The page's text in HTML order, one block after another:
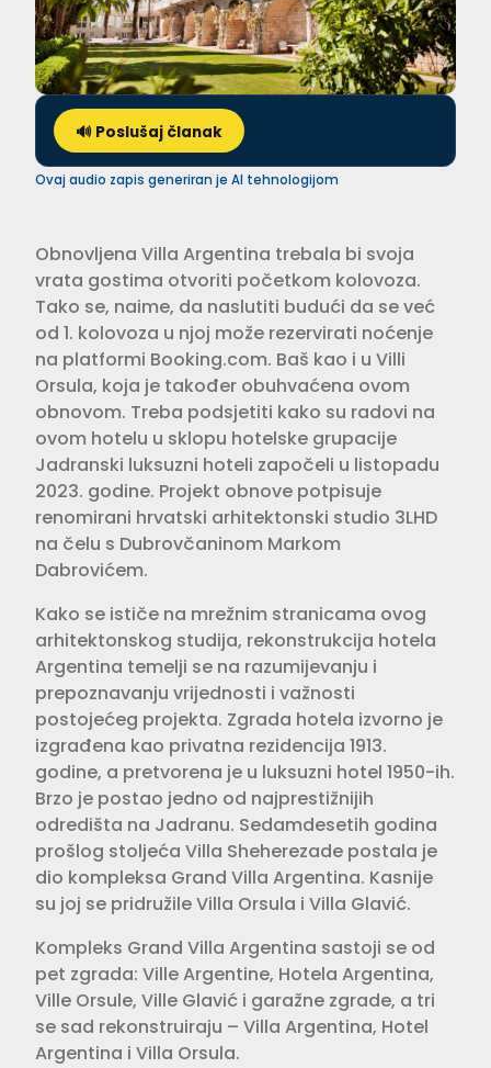
🔊 Poslušaj članak
Ovaj audio zapis generiran je AI tehnologijom
Obnovljena Villa Argentina trebala bi svoja
vrata gostima otvoriti početkom kolovoza.
Tako se, naime, da naslutiti budući da se već
od 1. kolovoza u njoj može rezervirati noćenje
na platformi Booking.com. Baš kao i u Villi
Orsula, koja je također obuhvaćena ovom
obnovom. Treba podsjetiti kako su radovi na
ovom hotelu u sklopu hotelske grupacije
Jadranski luksuzni hoteli započeli u listopadu
2023. godine. Projekt obnove potpisuje
renomirani hrvatski arhitektonski studio 3LHD
na čelu s Dubrovčaninom Markom
Dabrovićem.
Kako se ističe na mrežnim stranicama ovog
arhitektonskog studija, rekonstrukcija hotela
Argentina temelji se na razumijevanju i
prepoznavanju vrijednosti i važnosti
postojećeg projekta. Zgrada hotela izvorno je
izgrađena kao privatna rezidencija 1913.
godine, a pretvorena je u luksuzni hotel 1950-ih.
Brzo je postao jedno od najprestižnijih
odredišta na Jadranu. Sedamdesetih godina
prošlog stoljeća Villa Sheherezade postala je
dio kompleksa Grand Villa Argentina. Kasnije
su joj se pridružile Villa Orsula i Villa Glavić.
Kompleks Grand Villa Argentina sastoji se od
pet zgrada: Ville Argentine, Hotela Argentina,
Ville Orsule, Ville Glavić i garažne zgrade, a tri
se sad rekonstruiraju – Villa Argentina, Hotel
Argentina i Villa Orsula.